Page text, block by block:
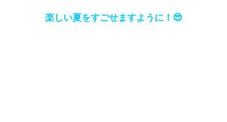
楽しい夏をすごせますように！😎